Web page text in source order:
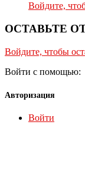
Войдите,
ОСТАВЬТЕ
Войдите, чтобы
Войти с помощью:
Авторизация
Войти